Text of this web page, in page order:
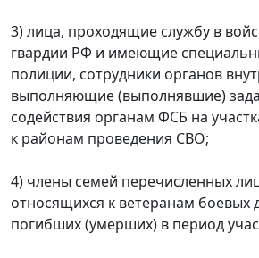
3) лица, проходящие службу в
гвардии РФ и имеющие
полиции, сотрудники органов
выполняющие (выполнявшие)
содействия органам ФСБ на
к районам проведения СВО;
4) члены семей перечисленных
относящихся к ветеранам боевых
погибших (умерших) в период